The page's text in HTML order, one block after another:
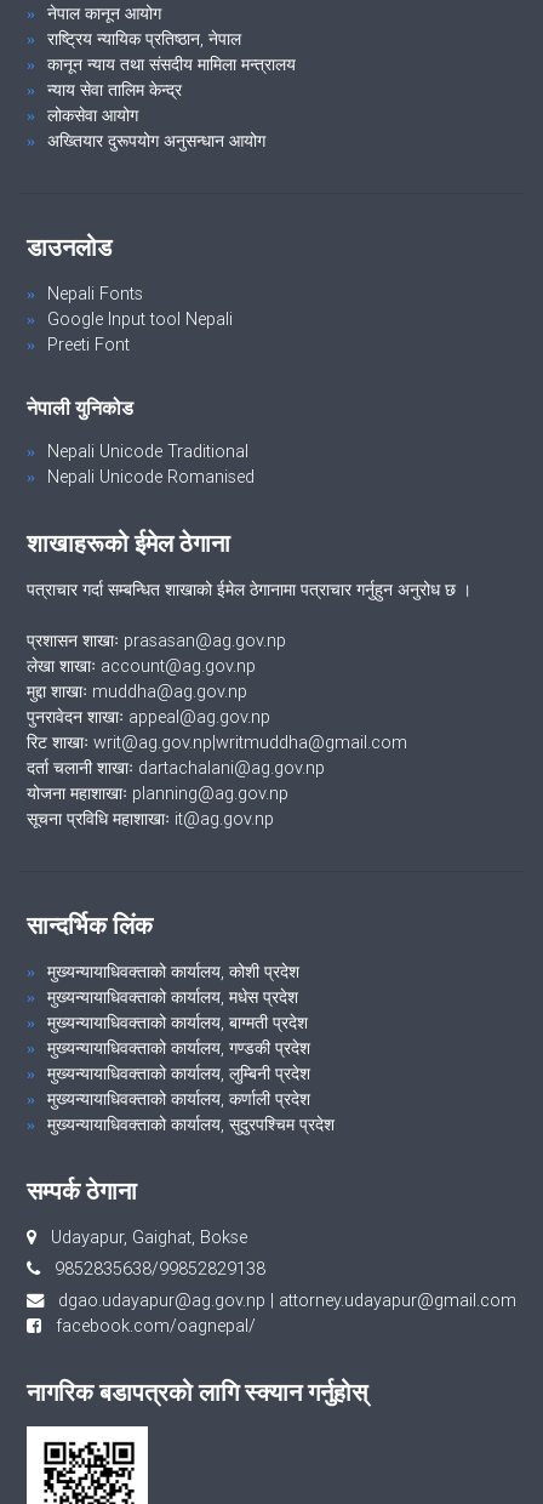
नेपाल कानून आयोग
राष्ट्रिय न्यायिक प्रतिष्ठान, नेपाल
कानून न्याय तथा संसदीय मामिला मन्त्रालय
न्याय सेवा तालिम केन्द्र
लोकसेवा आयोग
अख्तियार दुरूपयोग अनुसन्धान आयोग
डाउनलोड
Nepali Fonts
Google Input tool Nepali
Preeti Font
नेपाली युनिकोड
Nepali Unicode Traditional
Nepali Unicode Romanised
शाखाहरूको ईमेल ठेगाना
पत्राचार गर्दा सम्बन्धित शाखाको ईमेल ठेगानामा पत्राचार गर्नुहुन अनुरोध छ ।
प्रशासन शाखाः prasasan@ag.gov.np
लेखा शाखाः account@ag.gov.np
मुद्दा शाखाः muddha@ag.gov.np
पुनरावेदन शाखाः appeal@ag.gov.np
रिट शाखाः writ@ag.gov.np|writmuddha@gmail.com
दर्ता चलानी शाखाः dartachalani@ag.gov.np
योजना महाशाखाः planning@ag.gov.np
सूचना प्रविधि महाशाखाः it@ag.gov.np
सान्दर्भिक लिंक
मुख्यन्यायाधिवक्ताको कार्यालय, कोशी प्रदेश
मुख्यन्यायाधिवक्ताको कार्यालय, मधेस प्रदेश
मुख्यन्यायाधिवक्ताको कार्यालय, बाग्मती प्रदेश
मुख्यन्यायाधिवक्ताको कार्यालय, गण्डकी प्रदेश
मुख्यन्यायाधिवक्ताको कार्यालय, लुम्बिनी प्रदेश
मुख्यन्यायाधिवक्ताको कार्यालय, कर्णाली प्रदेश
मुख्यन्यायाधिवक्ताको कार्यालय, सुदुरपश्चिम प्रदेश
सम्पर्क ठेगाना
Udayapur, Gaighat, Bokse
9852835638/99852829138
dgao.udayapur@ag.gov.np | attorney.udayapur@gmail.com
facebook.com/oagnepal/
नागरिक बडापत्रको लागि स्क्यान गर्नुहोस्